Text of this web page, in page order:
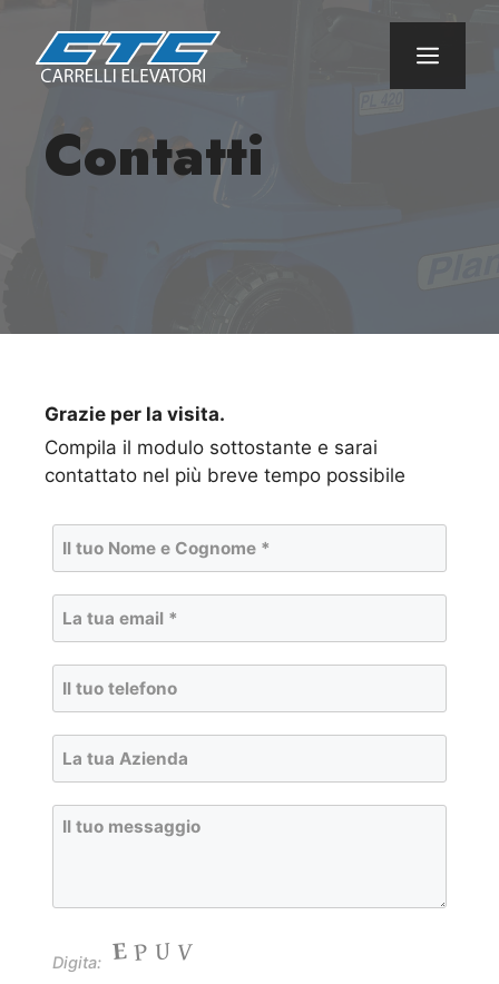
contenuto
Menu
Contatti
Grazie per la visita.
Compila il modulo sottostante e sarai
contattato nel più breve tempo possibile
Digita: